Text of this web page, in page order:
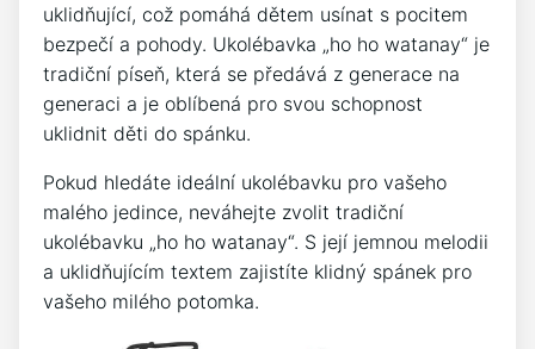
uklidňující, což pomáhá dětem usínat s pocitem
bezpečí a pohody. Ukolébavka „ho ‍ho watanay“ je
tradiční píseň,‍ která se předává z generace na
generaci a je oblíbená pro ​svou schopnost
uklidnit děti do spánku.
Pokud hledáte ideální ukolébavku pro vašeho
malého jedince, neváhejte zvolit ​tradiční
ukolébavku „ho ‍ho watanay“. S její jemnou melodii
a ⁣uklidňujícím​ textem ‌zajistíte klidný spánek pro
vašeho milého⁣ potomka.